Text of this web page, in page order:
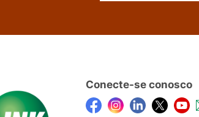
Conecte-se conosco